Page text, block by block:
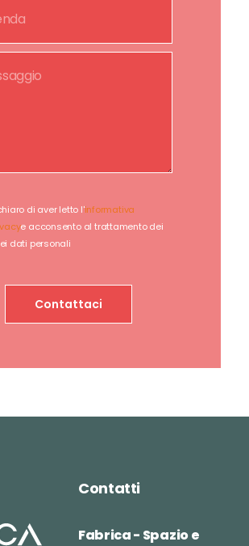
di aver letto l'informativa
e acconsento al trattamento dei
dati personali
Contatti
Fabrica - Spazio e